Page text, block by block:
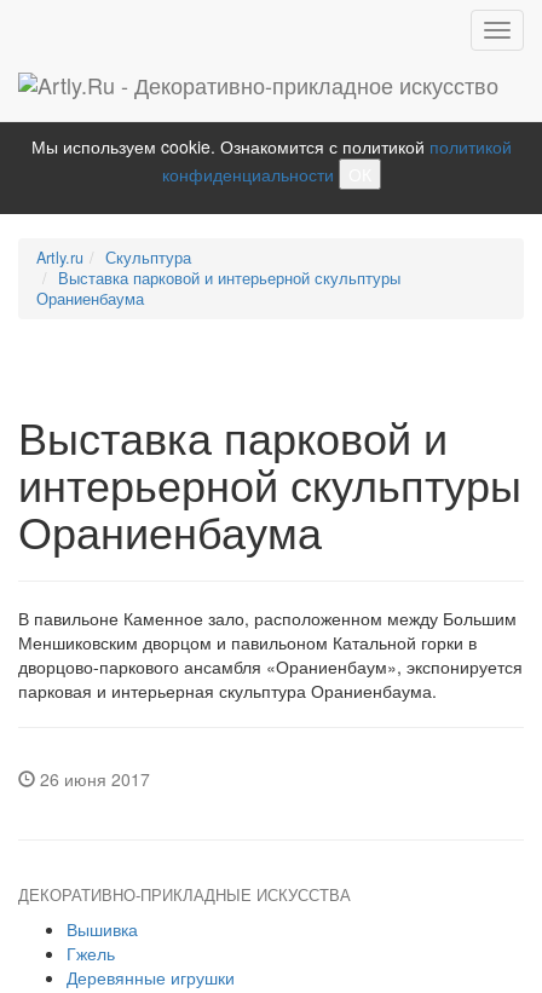
Мы используем cookie. Ознакомится с политикой политикой
конфиденциальности
Artly.ru
Скульптура
Выставка парковой и интерьерной скульптуры
Ораниенбаума
Выставка парковой и
интерьерной скульптуры
Ораниенбаума
В павильоне Каменное зало, расположенном между Большим
Меншиковским дворцом и павильоном Катальной горки в
дворцово-паркового ансамбля «Ораниенбаум», экспонируется
парковая и интерьерная скульптура Ораниенбаума.
26 июня 2017
ДЕКОРАТИВНО-ПРИКЛАДНЫЕ ИСКУССТВА
Вышивка
Гжель
Деревянные игрушки